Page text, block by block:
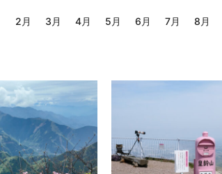
2月 3月 4月 5月 6月 7月 8月